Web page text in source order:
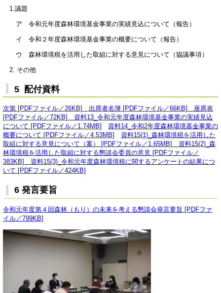
1.議題
ア 令和元年度森林環境基金事業の実績見込について（報告）
イ 令和２年度森林環境基金事業の概要について（報告）
ウ 森林環境税を活用した取組に対する意見について（協議事項）
2. その他
5 配付資料
次第 [PDFファイル／26KB] 出席者名簿 [PDFファイル／66KB] 座席表
[PDFファイル／72KB] 資料13_令和元年度森林環境基金事業の実績見込
について [PDFファイル／1.74MB]
資料14_令和2年度森林環境基金事業の
概要について [PDFファイル／4.53MB]
資料15(1)_森林環境税を活用した
取組に対する意見について（案） [PDFファイル／1.65MB] 資料15(2)_森
林環境税を活用した取組に対する懇談会委員の意見 [PDFファイル／
383KB] 資料15(3)_令和元年度森林環境税に関するアンケートの結果につ
いて [PDFファイル／424KB]
6 発言要旨
令和元年度第４回森林（もり）の未来を考える懇談会発言要旨 [PDFファ
イル／799KB]